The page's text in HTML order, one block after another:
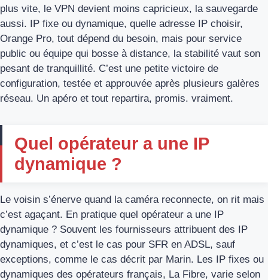
plus vite, le VPN devient moins capricieux, la sauvegarde
aussi. IP fixe ou dynamique, quelle adresse IP choisir,
Orange Pro, tout dépend du besoin, mais pour service
public ou équipe qui bosse à distance, la stabilité vaut son
pesant de tranquillité. C’est une petite victoire de
configuration, testée et approuvée après plusieurs galères
réseau. Un apéro et tout repartira, promis. vraiment.
Quel opérateur a une IP
dynamique ?
Le voisin s’énerve quand la caméra reconnecte, on rit mais
c’est agaçant. En pratique quel opérateur a une IP
dynamique ? Souvent les fournisseurs attribuent des IP
dynamiques, et c’est le cas pour SFR en ADSL, sauf
exceptions, comme le cas décrit par Marin. Les IP fixes ou
dynamiques des opérateurs français, La Fibre, varie selon